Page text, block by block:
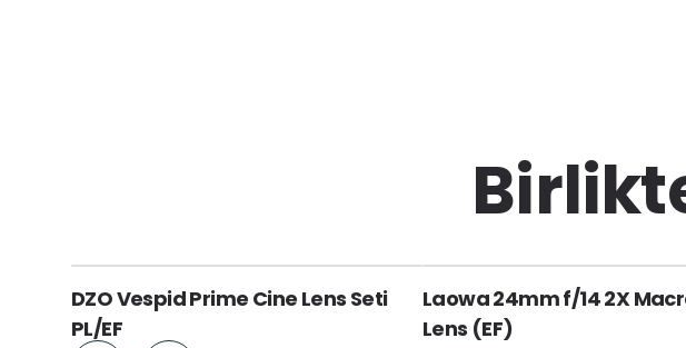
DZO Vespid Prime Cine Lens Seti
PL/EF
Laowa 24mm f/14 2X
Lens (EF)